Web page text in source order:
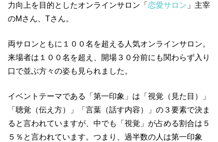
力向上を目的としたオンラインサロン「 恋愛サロン 」主宰
のMさん、Tさん。
両サロンともに１００名を超える人気オンラインサロン。
来場者は１００名を超え、開場３０分前にも関わらず入り
口で並ぶ方々の姿も見られました。
イベントテーマである「第一印象」は「視覚（見た目）」
「聴覚（伝え方）」「言葉（話す内容）」の３要素で決ま
ると言われていますが、中でも「視覚」が占める割合は５
５％と言われています。つまり、過半数の人は第一印象